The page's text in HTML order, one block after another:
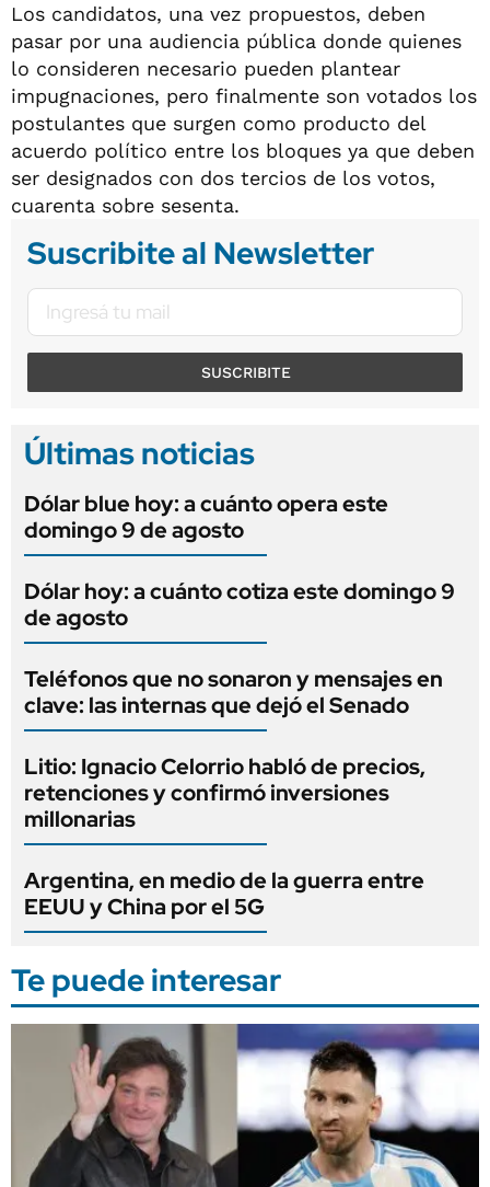
Los candidatos, una vez propuestos, deben
pasar por una audiencia pública donde quienes
lo consideren necesario pueden plantear
impugnaciones, pero finalmente son votados los
postulantes que surgen como producto del
acuerdo político entre los bloques ya que deben
ser designados con dos tercios de los votos,
cuarenta sobre sesenta.
Suscribite al Newsletter
SUSCRIBITE
Últimas noticias
Dólar blue hoy: a cuánto opera este
domingo 9 de agosto
Dólar hoy: a cuánto cotiza este domingo 9
de agosto
Teléfonos que no sonaron y mensajes en
clave: las internas que dejó el Senado
Litio: Ignacio Celorrio habló de precios,
retenciones y confirmó inversiones
millonarias
Argentina, en medio de la guerra entre
EEUU y China por el 5G
Te puede interesar